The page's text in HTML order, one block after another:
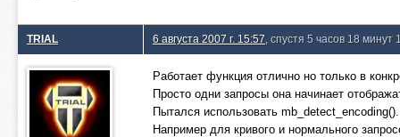
TRIAL 6 августа 2007 г. 15:57 , спустя 5 часов 18 минут
Работает функция отлично но только в
Просто одни запросы она начинает
Пытался использовать
Например для кривого и нормального